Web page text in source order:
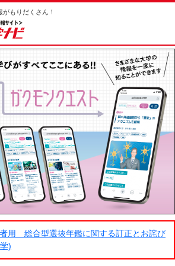
もりだくさん！
者用 総合型選抜年鑑に関する訂正とお詫び
)